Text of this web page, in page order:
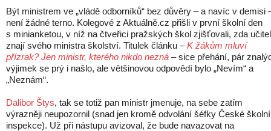
Být ministrem ve „vládě odborníků“ bez důvěry – a navíc v demisi
není žádné terno. Kolegové z Aktuálně.cz přišli v první školní den
s minianketou, v níž na čtveřici pražských škol zjišťovali, zda
znají svého ministra školství. Titulek článku –K žákům mluví
přízrak? Jen ministr, kterého nikdo nezná – sice přehání, pár
výjimek se prý i našlo, ale většinovou odpovědí bylo „Nevím“ a
„Neznám“.
Dalibor Štys, tak se totiž pan ministr jmenuje, na sebe zatím
výrazněji neupozornil (snad jen kromě odvolání šéfky České školní
inspekce). Už při nástupu avizoval, že bude navazovat na